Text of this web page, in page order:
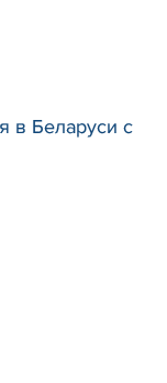
в Беларуси с